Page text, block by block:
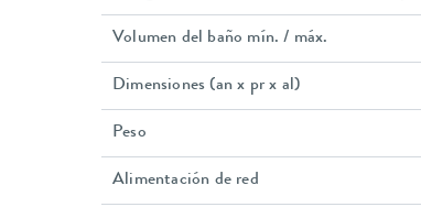
Volumen del baño mín. / máx.
Dimensiones (an x pr x al)
Peso
Alimentación de red